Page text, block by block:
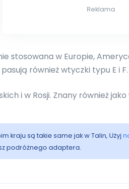
Reklama
stosowana w Europie,
również wtyczki typu E i F.
i w Rosji. Znany również
kraju są takie same jak w Talin, Użyj
podróżnego adaptera.